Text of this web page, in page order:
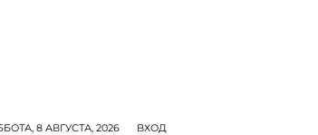
8 АВГУСТА, 2026 ВХОД